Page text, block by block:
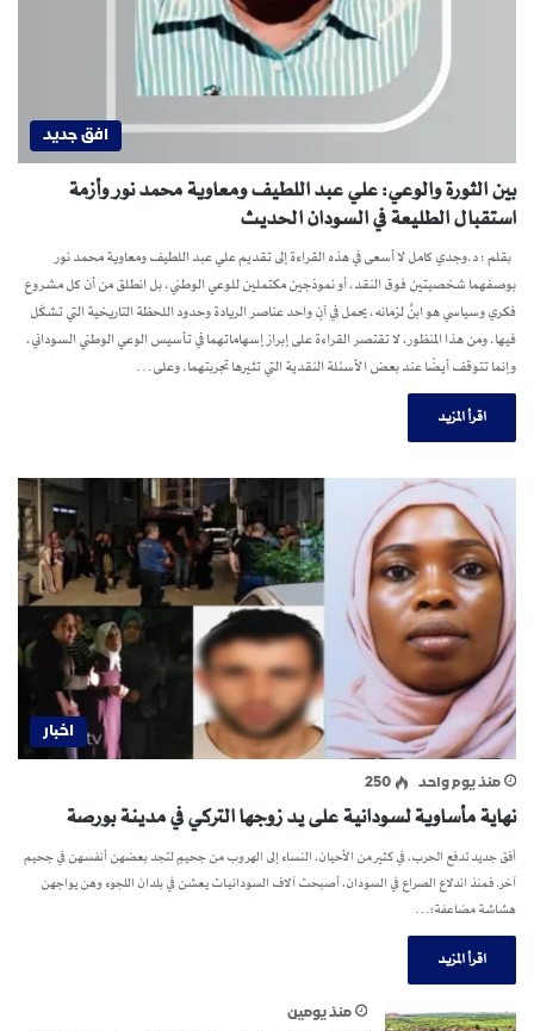
افق جديد
بين الثورة والوعي: علي عبد اللطيف ومعاوية محمد نور وأزمة
استقبال الطليعة في السودان الحديث
بقلم : د.وجدي كامل لا أسعى في هذه القراءة إلى تقديم علي عبد اللطيف ومعاوية محمد نور
بوصفهما شخصيتين فوق النقد، أو نموذجين مكتملين للوعي الوطني، بل انطلق من أن كل مشروع
فكري وسياسي هو ابنٌ لزمانه، يحمل في آنٍ واحد عناصر الريادة وحدود اللحظة التاريخية التي تشكّل
فيها. ومن هذا المنظور، لا تقتصر القراءة على إبراز إسهاماتهما في تأسيس الوعي الوطني السوداني،
وإنما تتوقف أيضًا عند بعض الأسئلة النقدية التي تثيرها تجربتهما. وعلى…
اقرأ المزيد
اخبار
منذ يوم واحد 250
نهاية مأساوية لسودانية على يد زوجها التركي في مدينة بورصة
أفق جديد تدفع الحرب، في كثير من الأحيان، النساء إلى الهروب من جحيمٍ لتجد بعضهن أنفسهن في جحيم
آخر. فمنذ اندلاع الصراع في السودان، أصبحت آلاف السودانيات يعشن في بلدان اللجوء وهن يواجهن
هشاشة مضاعفة؛…
اقرأ المزيد
منذ يومين